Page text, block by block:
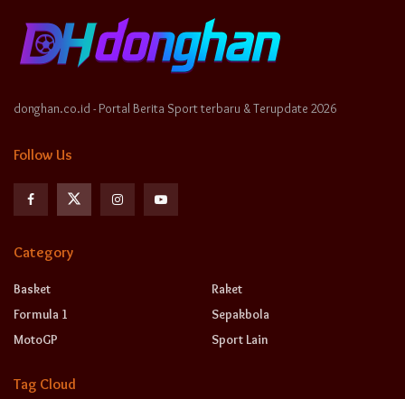
donghan.co.id - Portal Berita Sport terbaru & Terupdate 2026
Follow Us
Category
Basket
Formula 1
MotoGP
Raket
Sepakbola
Sport Lain
Tag Cloud